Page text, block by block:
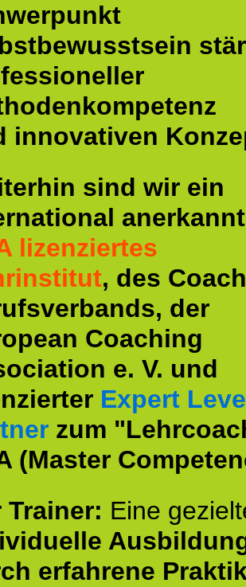
innovativen
sind wir ein
lizenziertes
, des
der
Coaching
e. V. und
Expert
zum
(Master
Trainer: Eine
erfahrene